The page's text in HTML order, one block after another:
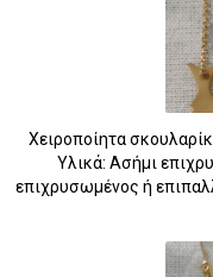
Χειροποίητα
Υλικά: Ασήμι
επιχρυσωμένος ή